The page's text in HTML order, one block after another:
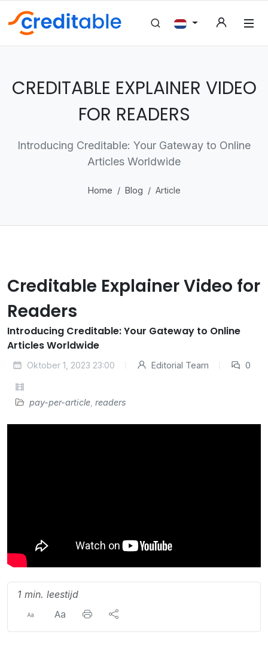
CREDITABLE EXPLAINER VIDEO
FOR READERS
Introducing Creditable: Your Gateway to Online
Articles Worldwide
Home Blog Article
Creditable Explainer Video for
Readers
Introducing Creditable: Your Gateway to Online
Articles Worldwide
Oktober 1, 2023 23:00 Editorial Team 0
pay-per-article readers
1 min. leestijd